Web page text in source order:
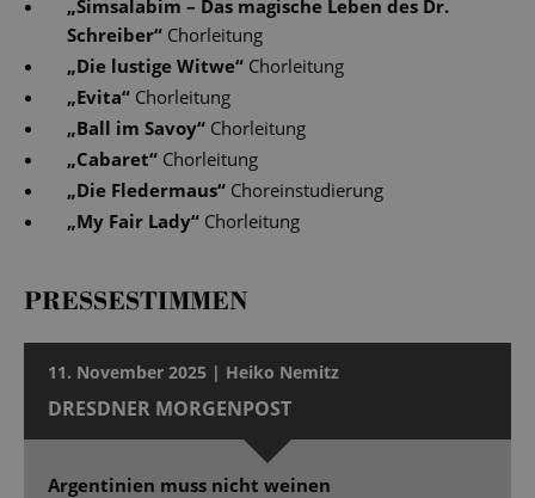
„Simsalabim – Das magische Leben des Dr.
Schreiber“ Chorleitung
„Die lustige Witwe“ Chorleitung
„Evita“ Chorleitung
„Ball im Savoy“ Chorleitung
„Cabaret“ Chorleitung
„Die Fledermaus“ Choreinstudierung
„My Fair Lady“ Chorleitung
PRESSESTIMMEN
11. November 2025 | Heiko Nemitz
DRESDNER MORGENPOST
Argentinien muss nicht weinen